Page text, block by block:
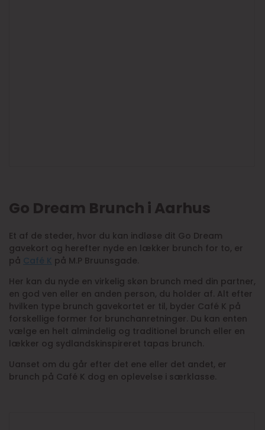
Go Dream Brunch i Aarhus
Et af de steder, hvor du kan indløse dit Go Dream
gavekort og herefter nyde en lækker brunch for to, er
på Café K på M.P Bruunsgade.
Her kan du nyde en virkelig skøn brunch med din partner,
en god ven eller en anden person, du holder af. Alt efter
hvilken type brunch gavekortet er til, byder Café K på
forskellige former for brunchanretninger. Du kan enten
vælge en helt almindelig og traditionel brunch eller en
lækker og sydlandskinspireret tapas brunch.
Uanset om du går efter det ene eller det andet, er
brunch på Café K dog en oplevelse i særklasse.